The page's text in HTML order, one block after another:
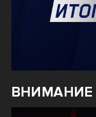
ВНИМАНИЕ